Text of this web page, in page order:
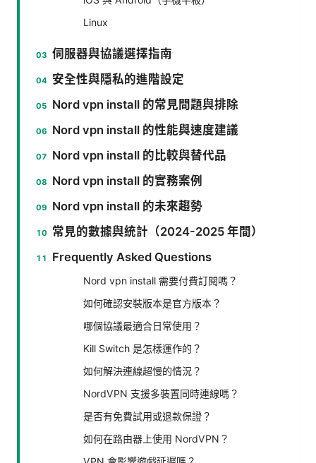
Linux
伺服器與協議選擇指南
安全性與隱私的進階設定
Nord vpn install 的常見問題與排除
Nord vpn install 的性能與速度建議
Nord vpn install 的比較與替代品
Nord vpn install 的實務案例
Nord vpn install 的未來趨勢
常見的數據與統計（2024-2025 年間）
Frequently Asked Questions
Nord vpn install 需要付費訂閱嗎？
如何確認安裝版本是官方版本？
哪個協議最適合日常使用？
Kill Switch 是怎樣運作的？
如何解決連線超慢的情況？
NordVPN 支援多裝置同時連線嗎？
是否有免費試用或退款保證？
如何在路由器上使用 NordVPN？